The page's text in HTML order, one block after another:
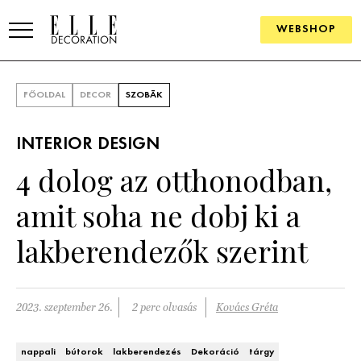
WEBSHOP
SZOBÁK
Konyha
Fürdőszoba
Nappali
ÖTLETEK
Szállodák és vendégházak WEBSHOP
FŐOLDAL DECOR SZOBÁK
INTERIOR DESIGN
4 dolog az otthonodban,
amit soha ne dobj ki a
lakberendezők szerint
2023. szeptember 26. 2 perc olvasás Kovács Gréta
nappali bútorok lakberendezés Dekoráció
tárgy